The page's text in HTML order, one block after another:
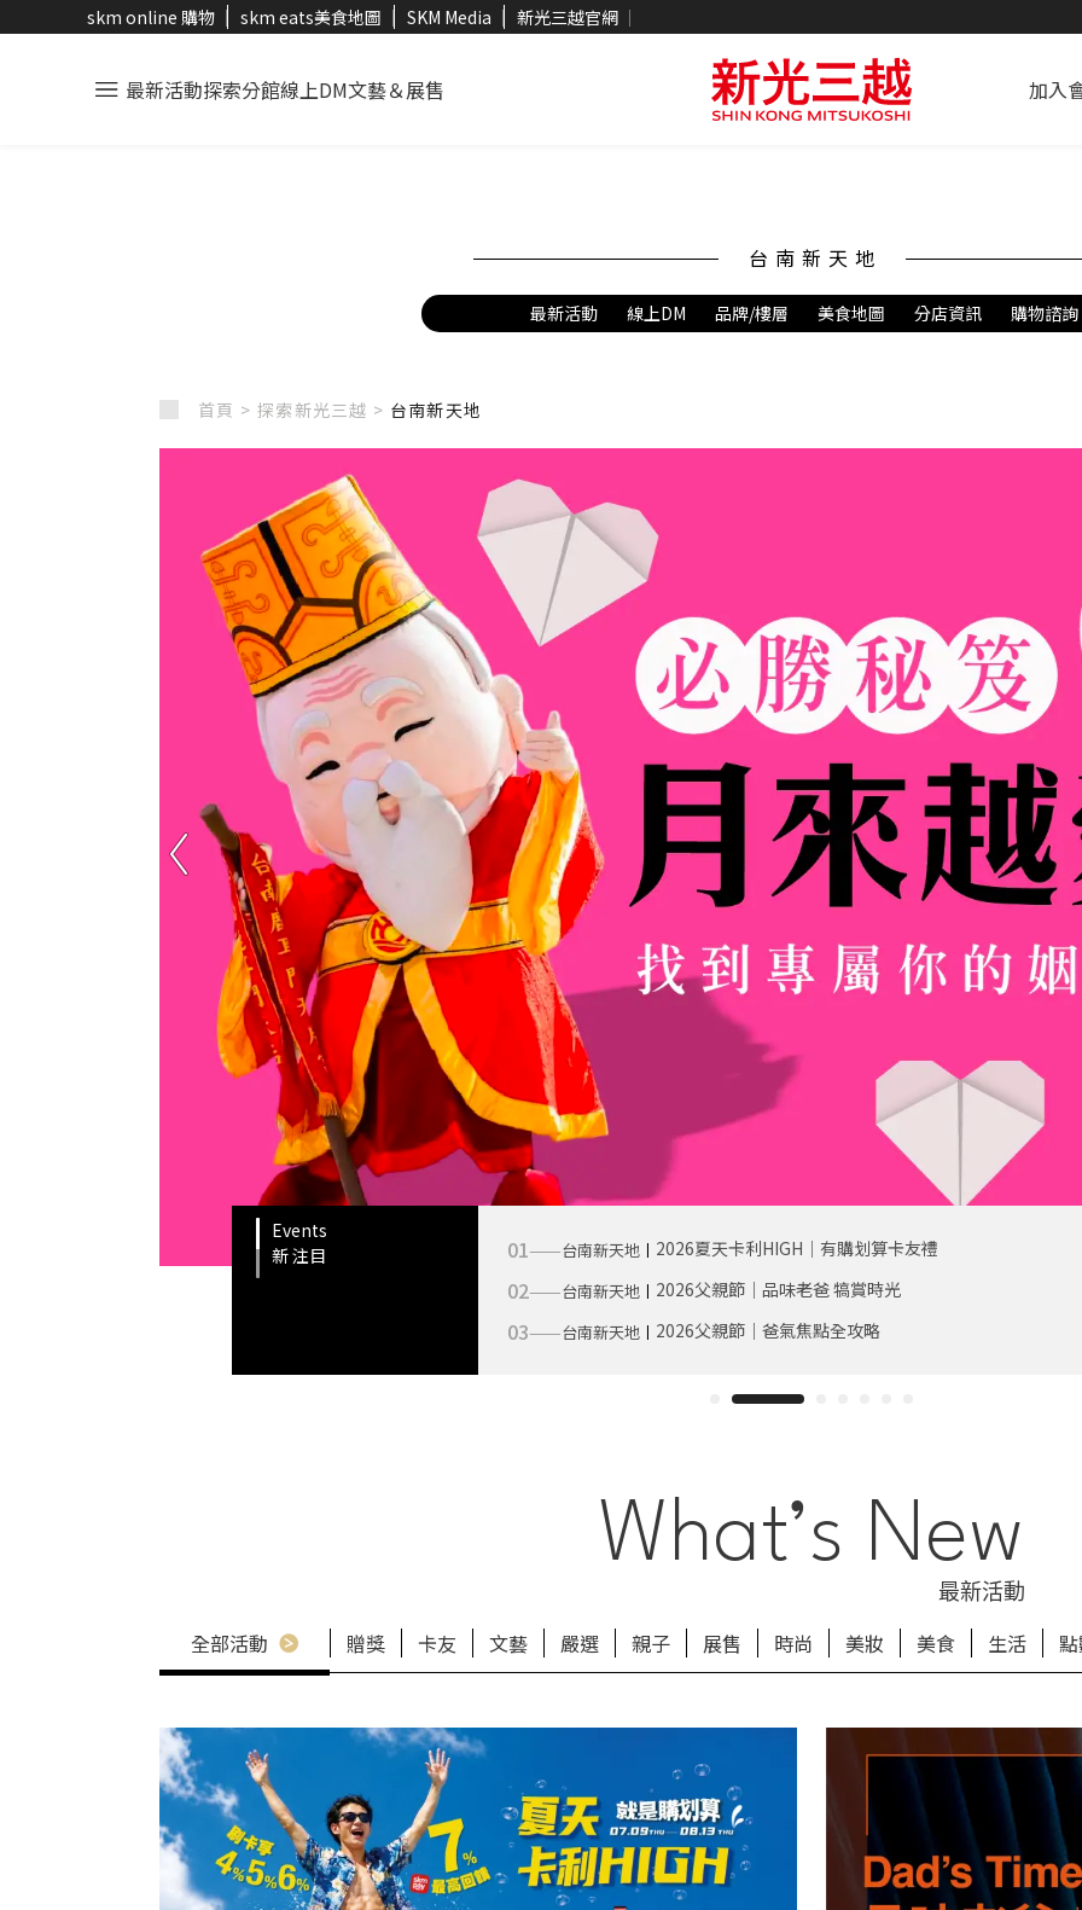
skm online 購物 skm eats美食地圖 SKM Media 新光三越官網
最新活動探索分館線上DM文藝＆展售 加入
台南新天地
最新活動 線上DM 品牌/樓層 美食地圖 分店資訊 購物諮詢
首頁 > 探索新光三越 > 台南新天地
Events
新 注目
01——台南新天地 丨 2026夏天卡利HIGH｜有購划算卡友禮
02——台南新天地 丨 2026父親節｜品味老爸 犒賞時光
03——台南新天地 丨 2026父親節｜爸氣焦點全攻略
What’s New
最新活動
全部活動 贈獎 卡友 文藝 嚴選 親子 展售 時尚 美妝 美食 生活